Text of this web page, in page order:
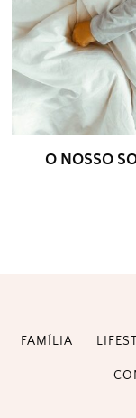
O NOSSO
FAMÍLIA